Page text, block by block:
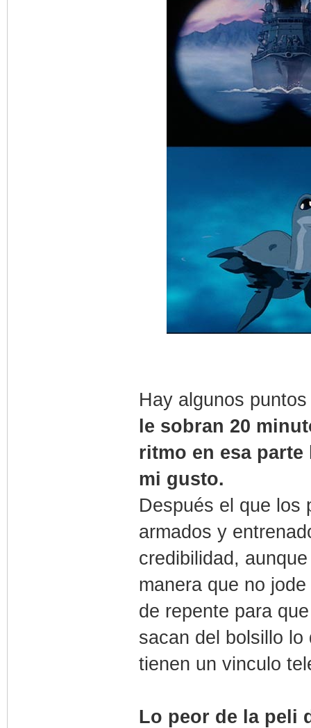
Hay algunos
le sobran 20
ritmo en esa
mi gusto.
Después el que los
armados y
credibilidad,
manera que no
de repente para
sacan del bolsillo
tienen un vinculo
Lo peor de la peli